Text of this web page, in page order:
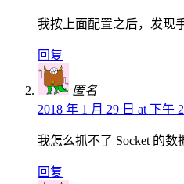
我按上面配置之后，发现
回复
匿名
2018 年 1 月 29 日 at 下午
我怎么抓不了 Socket 的数
回复